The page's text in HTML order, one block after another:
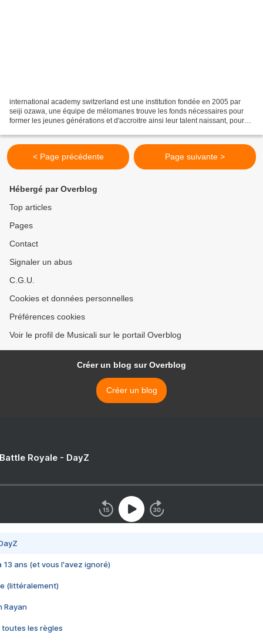
international academy switzerland est une institution fondée en 2005 par
seiji ozawa, une équipe de mélomanes trouve les fonds nécessaires pour
former les jeunes générations et d'accroitre ainsi leur talent naissant, pour
< Page précédente Page suivante >
Hébergé par Overblog
Top articles
Pages
Contact
Signaler un abus
C.G.U.
Cookies et données personnelles
Préférences cookies
Voir le profil de Musicali sur le portail Overblog
Créer un blog sur Overblog
Créer un blog
Royale - DayZ
13 ans (et vous l'avez ignoré)
(littéralement)
Rayan
toutes les règles